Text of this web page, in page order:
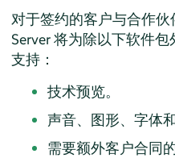
对于签约的客户与合作伙
Server将为除以下软件包
支持：
技术预览。
声音、图形、字体和
需要额外客户合同